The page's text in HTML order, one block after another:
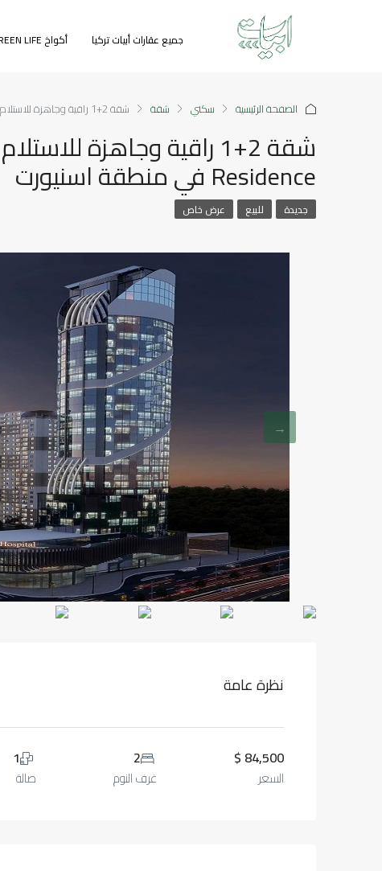
جميع عقارات أبيات تركيا أكواخ GREEN LIFE
الصفحة الرئيسية سكني شقة شقة 2+1 راقية وجاهزة للاستلام ضمن مشروع Phantom Residence في منطقة اسنيورت
Residence في منطقة اسنيورت
جديدة للبيع عرض خاص
نظرة عامة
84,500 $
السعر
2
غرف النوم
1
صالة